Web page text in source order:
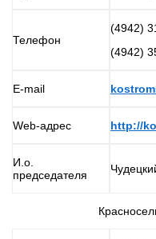
Телефон
(4942)
(4942)
E-mail
Web-адрес http://
И.о.
председателя